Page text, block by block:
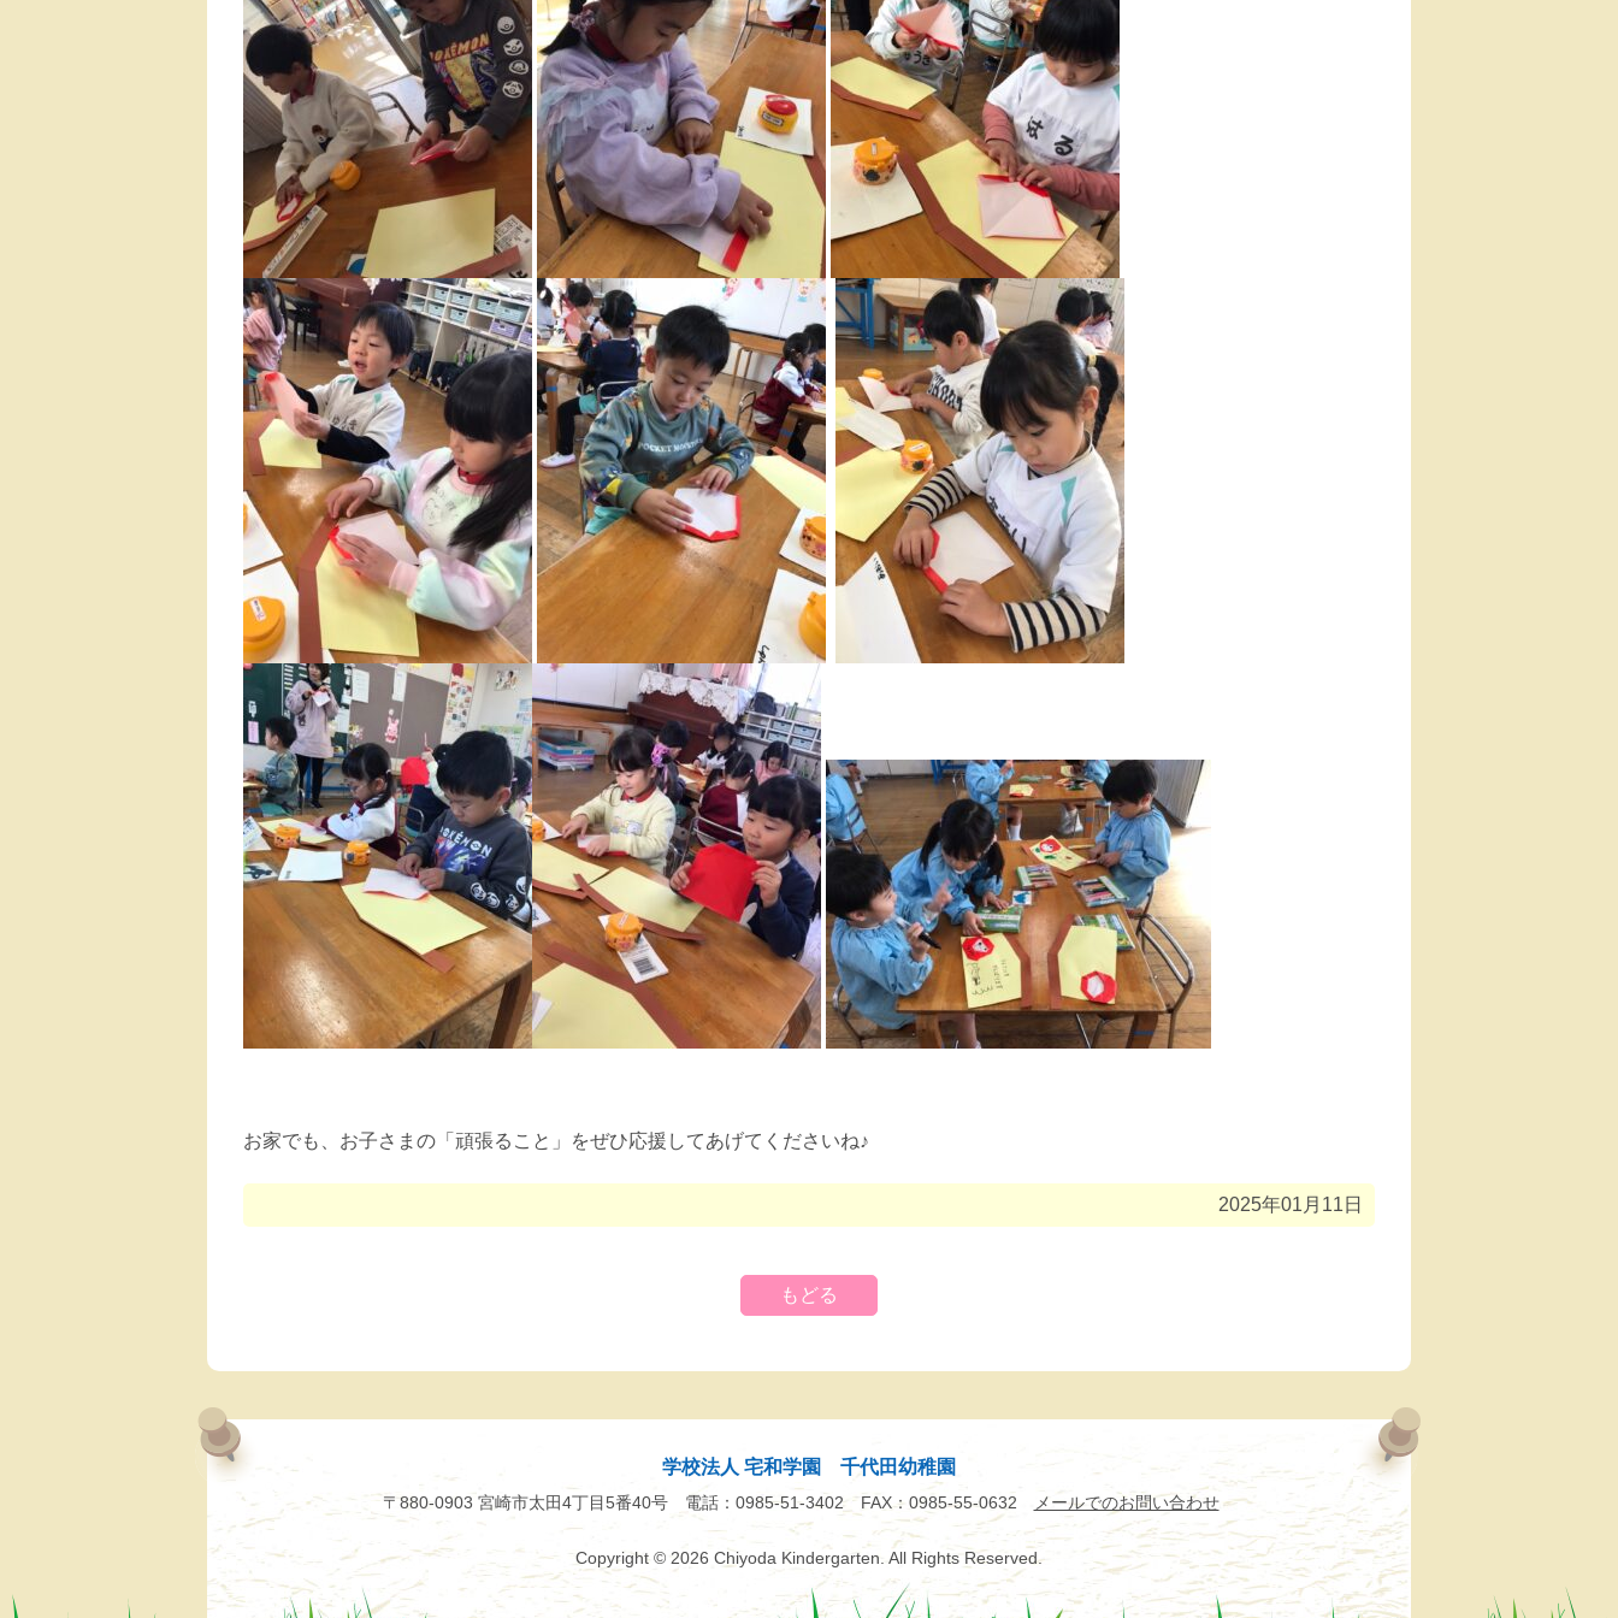
お家でも、お子さまの「頑張ること」をぜひ応援してあげてくださいね♪
2025年01月11日
もどる
学校法人 宅和学園 千代田幼稚園
〒880-0903 宮崎市太田4丁目5番40号電話：0985-51-3402FAX：0985-55-0632 メールでのお問い合わせ
Copyright© 2026 Chiyoda Kindergarten. All Rights Reserved.